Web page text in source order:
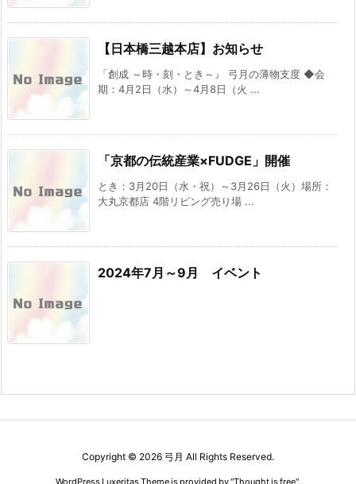
【日本橋三越本店】お知らせ
「創成 ～時・刻・とき～』 弓月の薄物支度 ◆会
期：4月2日（水）～4月8日（火 ...
「京都の伝統産業×FUDGE」開催
とき：3月20日（水・祝）～3月26日（火）場所：
大丸京都店 4階リビング売り場 ...
2024年7月～9月 イベント
Copyright © 2026 弓月 All Rights Reserved.
WordPress Luxeritas Theme is provided by "Thought is free".